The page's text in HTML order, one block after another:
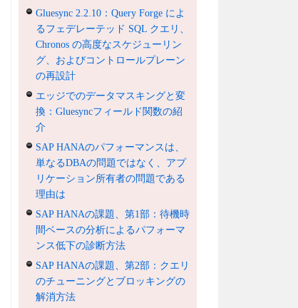
Gluesync 2.2.10：Query Forge によ
るフェデレーテッド SQL クエリ、
Chronos の高度なスケジューリン
グ、およびコントロールプレーン
の再設計
エッジでのデータマスキングと変
換：Gluesyncフィールド関数の紹
介
SAP HANAのパフォーマンスは、
単なるDBAの問題ではなく、アプ
リケーション所有者の問題である
理由は
SAP HANAの課題、第1部：待機時
間ベースの分析によるパフォーマ
ンス低下の診断方法
SAP HANAの課題、第2部：クエリ
のチューニングとブロッキングの
解消方法